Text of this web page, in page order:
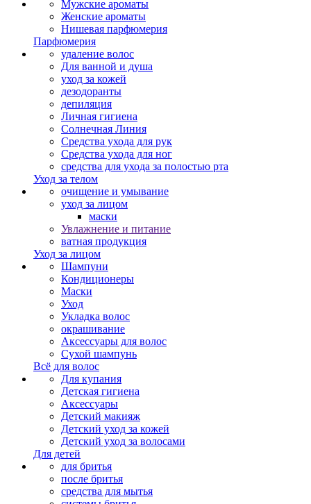
Мужские ароматы
Женские ароматы
Нишевая парфюмерия
Парфюмерия
удаление волос
Для ванной и душа
уход за кожей
дезодоранты
депиляция
Личная гигиена
Солнечная Линия
Средства ухода для рук
Средства ухода для ног
средства для ухода за полостью рта
Уход за телом
очищение и умывание
уход за лицом
маски
Увлажнение и питание
ватная продукция
Уход за лицом
Шампуни
Кондиционеры
Маски
Уход
Укладка волос
окрашивание
Аксессуары для волос
Сухой шампунь
Всё для волос
Для купания
Детская гигиена
Аксессуары
Детский макияж
Детский уход за кожей
Детский уход за волосами
Для детей
для бритья
после бритья
средства для мытья